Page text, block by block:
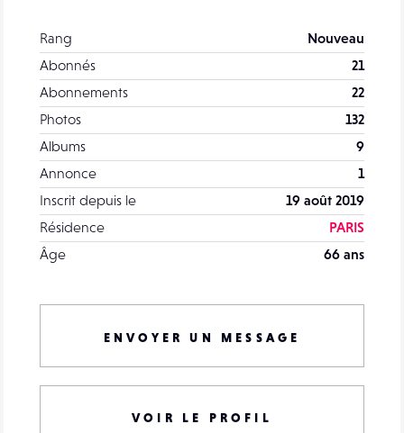
Rang
Nouveau
Abonnés
21
Abonnements
22
Photos
132
Albums
9
Annonce
1
Inscrit depuis le
19 août 2019
Résidence
PARIS
Âge
66 ans
ENVOYER UN MESSAGE
VOIR LE PROFIL